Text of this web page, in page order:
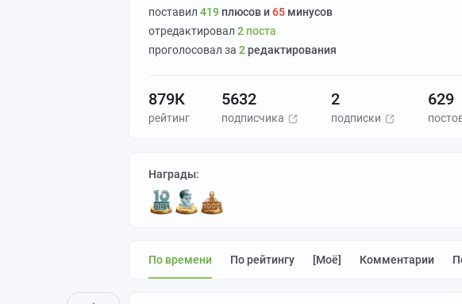
поставил 419 плюсов и65 минусов
отредактировал 2 поста
проголосовал за 2редактирования
879К
рейтинг
5632
подписчика
2
подписки
629
Награды:
По времени По рейтингу [моё] Комментарии